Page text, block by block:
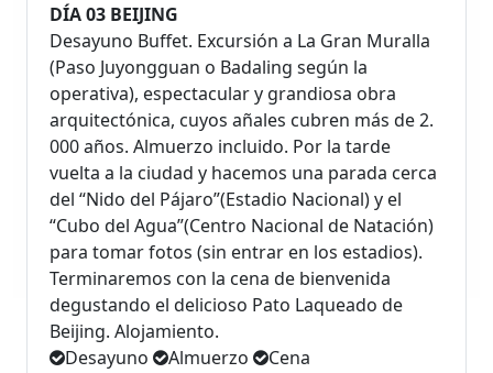
DÍA 03 BEIJING
Desayuno Buffet. Excursión a La Gran Muralla
(Paso Juyongguan o Badaling según la
operativa), espectacular y grandiosa obra
arquitectónica, cuyos añales cubren más de 2.
000 años. Almuerzo incluido. Por la tarde
vuelta a la ciudad y hacemos una parada cerca
del “Nido del Pájaro”(Estadio Nacional) y el
“Cubo del Agua”(Centro Nacional de Natación)
para tomar fotos (sin entrar en los estadios).
Terminaremos con la cena de bienvenida
degustando el delicioso Pato Laqueado de
Beijing. Alojamiento.
Desayuno
Almuerzo Cena